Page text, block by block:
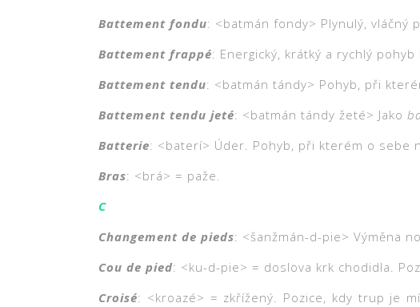
Battement fondu: <batmán fondy> Plynulý, vláčný
Battement frappé: Energický, krátký a rychlý
Battement tendu: <batmán tándy> Pohyb, při
Battement tendu jeté: <batmán tándy žeté> Jako
Batterie: <baterí> Úder. Pohyb, při kterém o sebe
Bras: <brá> = paže.
C
Changement de pieds: <šanžmán-d-pie> Výměna
Cou de pied: <ku-d-pie> = doslova krk chodidla.
Croisé: <kroazé> = zkřížený. Pozice, kdy trup je